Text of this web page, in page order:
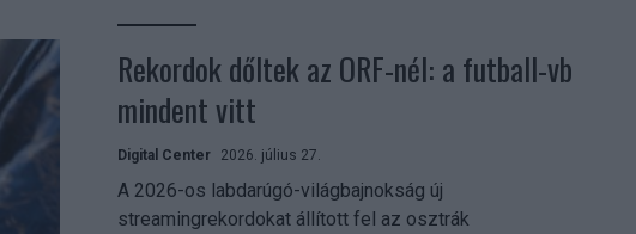
Rekordok dőltek az ORF-nél: a futball-vb
mindent vitt
Digital Center 2026. július 27.
A 2026-os labdarúgó-világbajnokság új
streamingrekordokat állított fel az osztrák